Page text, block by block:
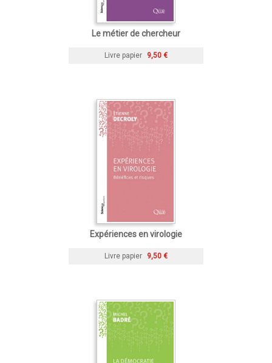
Le métier de chercheur
Livre papier 9,50 €
Expériences en virologie
Livre papier 9,50 €